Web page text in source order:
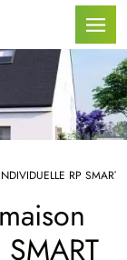
RP SMART